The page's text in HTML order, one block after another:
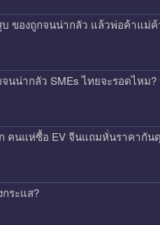
ของถูกจนน่ากลัว แล้วพ่อค้าแม่ค้
น่ากลัว SMEs ไทยจะรอดไหม
นแห่ซื้อ EV จีนแถมหั่นราคากันดุ
ระแส?